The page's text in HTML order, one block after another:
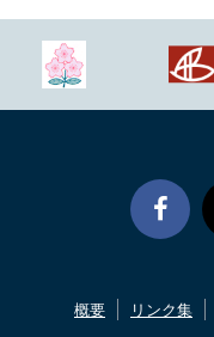
book
概要 リンク集